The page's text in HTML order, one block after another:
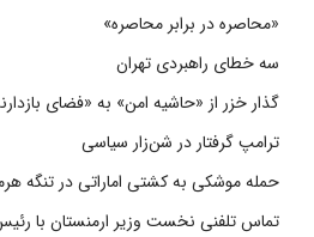
«محاصره در برابر محاصره»
سه خطای راهبردی تهران
گذار خزر از «حاشیه امن» به «فضای
ترامپ گرفتار در شن‌زار سیاسی
حمله موشکی به کشتی اماراتی در تنگه
تماس تلفنی نخست وزیر ارمنستان با